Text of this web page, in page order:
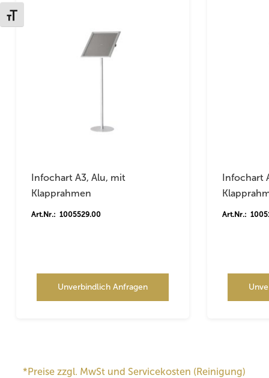
Schrift vergrößern
Infochart A3, Alu, mit
Klapprahmen
Art.Nr.: 1005529.00
Unverbindlich Anfragen
Infochart
Art.Nr.:
*Preise zzgl. MwSt und Servicekosten (Reinigung)